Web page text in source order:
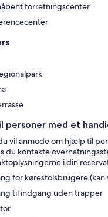
forretningscenter
personer med et
vil anmode om hjælp til
du kontakte
i din
for kørestolsbrugere
til indgang uden trapper